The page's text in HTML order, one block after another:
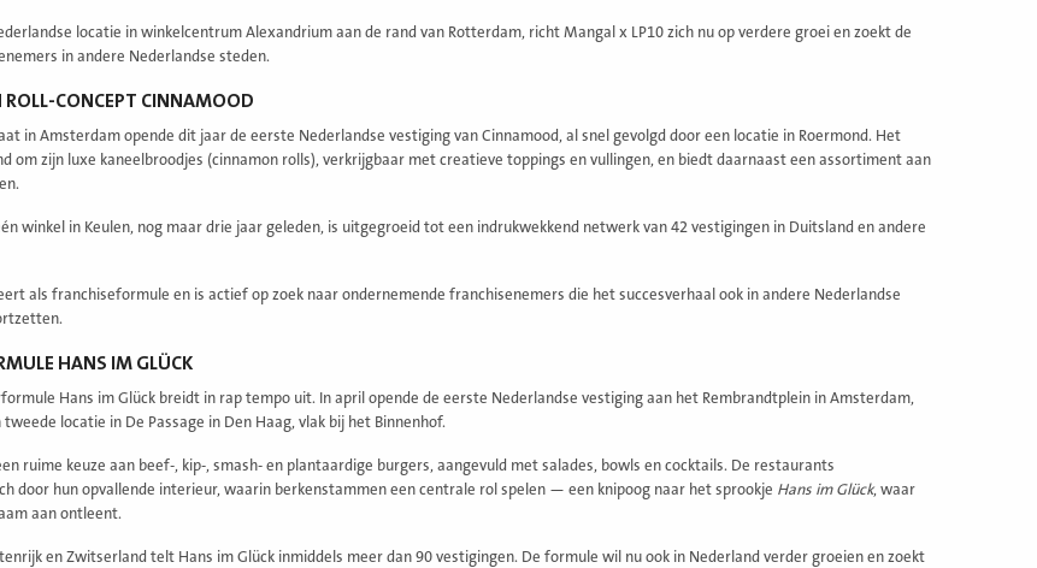
locatie in winkelcentrum Alexandrium aan de rand van Rotterdam, richt Mangal x LP10 zich nu op verdere groei en zoekt de
in andere Nederlandse steden.
CONCEPT CINNAMOOD
in Amsterdam opende dit jaar de eerste Nederlandse vestiging van Cinnamood, al snel gevolgd door een locatie in Roermond. Het
om zijn luxe kaneelbroodjes (cinnamon rolls), verkrijgbaar met creatieve toppings en vullingen, en biedt daarnaast een assortiment aan
winkel in Keulen, nog maar drie jaar geleden, is uitgegroeid tot een indrukwekkend netwerk van 42 vestigingen in Duitsland en andere
als franchiseformule en is actief op zoek naar ondernemende franchisenemers die het succesverhaal ook in andere Nederlandse
HANS IM GLÜCK
Hans im Glück breidt in rap tempo uit. In april opende de eerste Nederlandse vestiging aan het Rembrandtplein in Amsterdam,
locatie in De Passage in Den Haag, vlak bij het Binnenhof.
ruime keuze aan beef-, kip-, smash- en plantaardige burgers, aangevuld met salades, bowls en cocktails. De restaurants
door hun opvallende interieur, waarin berkenstammen een centrale rol spelen — een knipoog naar het sprookje Hans im Glück, waar
aan ontleent.
en Zwitserland telt Hans im Glück inmiddels meer dan 90 vestigingen. De formule wil nu ook in Nederland verder groeien en zoekt